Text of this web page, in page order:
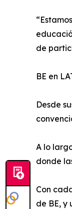
de
BE en
Desde
A lo
donde
Con
de BE, y